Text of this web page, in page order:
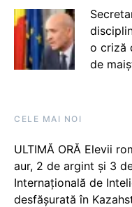
o criză
de
CELE MAI NOI
ULTIMĂ ORĂ Elevii
aur, 2 de argint și 3
Internațională de
desfășurată în